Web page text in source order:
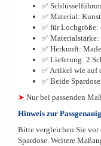
✅
✅ Material:
✅ für Lochgröße:
✅ Materialstärke:
✅ Herkunft:
✅ Lieferung: 2
✅ Artikel wie auf
✅ Beide
➤ Nur bei passenden
Hinweis zur
Bitte vergleichen Sie vor
Spardose. Weitere